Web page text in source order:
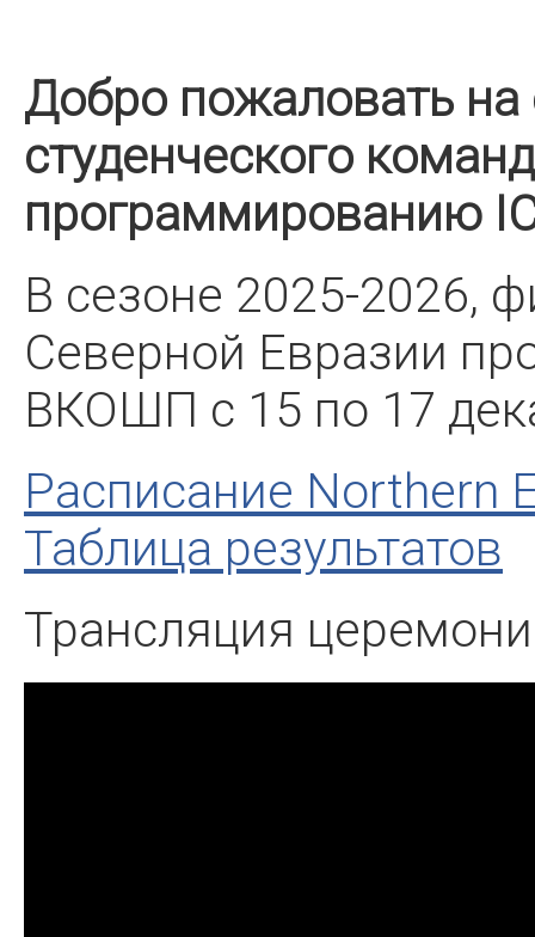
Добро пожаловать на
студенческого
программированию
В сезоне 2025-2026,
Северной Евразии
ВКОШП с 15 по 17
Расписание Northern
Таблица результатов
Трансляция